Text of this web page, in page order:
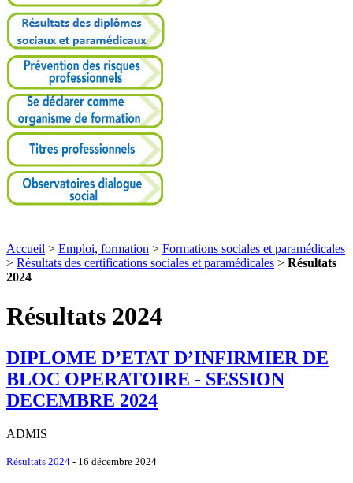
Accueil > Emploi, formation > Formations sociales et paramédicales
> Résultats des certifications sociales et paramédicales > Résultats
2024
Résultats 2024
DIPLOME D’ETAT D’INFIRMIER DE
BLOC OPERATOIRE - SESSION
DECEMBRE 2024
ADMIS
Résultats 2024 - 16 décembre 2024